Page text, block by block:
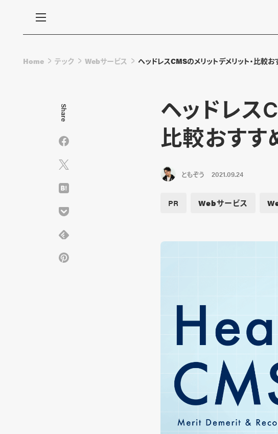
Home テック Webサービス ヘッドレスCMSのメリットデメリット・比較
ヘッドレス
比較おすす
ともぞう 2021.09.24
PR Webサービス
Share